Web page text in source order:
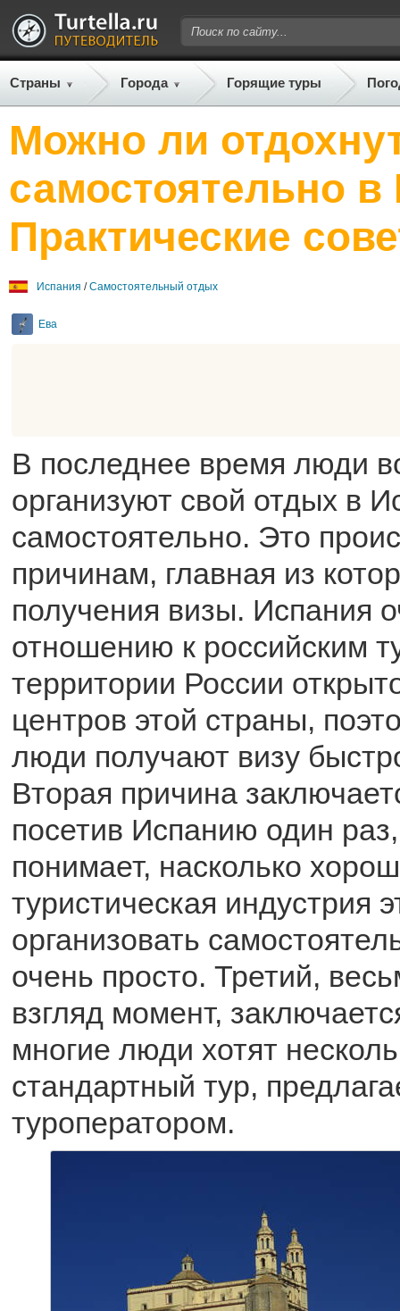
Страны Города Горящие туры
Можно ли
самостоятельно
Практические
Испания /Самостоятельный отдых
Ева
В последнее время люди
организуют свой отдых в
самостоятельно. Это
причинам, главная из
получения визы. Испания
отношению к российским
территории России
центров этой страны,
люди получают визу
Вторая причина
посетив Испанию один
понимает, насколько
туристическая индустрия
организовать
очень просто. Третий,
взгляд момент,
многие люди хотят
стандартный тур,
туроператором.